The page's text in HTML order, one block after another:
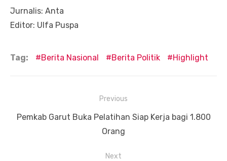
Jurnalis: Anta
Editor: Ulfa Puspa
Tag: Berita Nasional Berita Politik Highlight
pos
Previous
Previous
Pemkab Garut Buka Pelatihan Siap Kerja bagi 1.800
Orang
Next